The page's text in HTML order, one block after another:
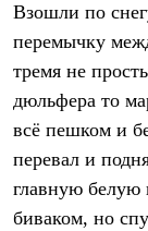
Взошли по
перемычку
тремя не
дюльфера то
всё пешком и
перевал и
главную белую
биваком, но